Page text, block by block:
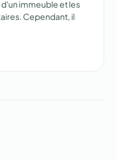
immeuble et les
Cependant, il